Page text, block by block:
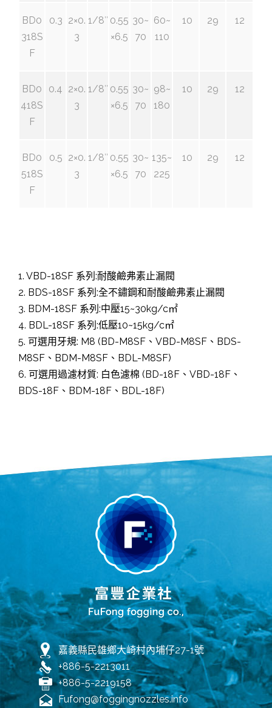
BD0
318S
F
0.3 2×0.
3
1/8″ 0.55
×6.5
30~
70
60~
110
10 29 12
BD0
418S
F
0.4 2×0.
3
1/8″ 0.55
×6.5
30~
70
98~
180
10 29 12
BD0
518S
F
0.5 2×0.
3
1/8″ 0.55
×6.5
30~
70
135~
225
10 29 12
1. VBD-18SF 系列:耐酸鹼弗素止漏閥
2. BDS-18SF 系列:全不鏽鋼和耐酸鹼弗素止漏閥
3. BDM-18SF 系列:中壓15~30kg/c㎡
4. BDL-18SF 系列:低壓10~15kg/c㎡
5. 可選用牙規: M8 (BD-M8SF、VBD-M8SF、BDS-
M8SF、BDM-M8SF、BDL-M8SF)
6. 可選用過濾材質: 白色濾棉 (BD-18F、VBD-18F、
BDS-18F、BDM-18F、BDL-18F)
嘉義縣民雄鄉大崎村內埔仔27-1號
+886-5-2213011
+886-5-2219158
Fufong@foggingnozzles.info